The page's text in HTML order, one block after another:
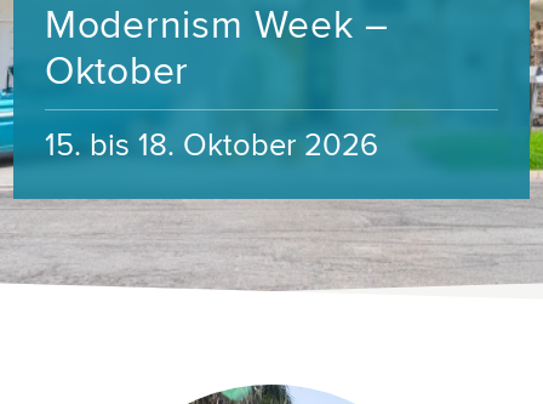
Modernism Week –
Oktober
15. bis 18. Oktober 2026